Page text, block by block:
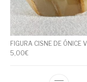
FIGURA CISNE DE ÓNICE
5,00€